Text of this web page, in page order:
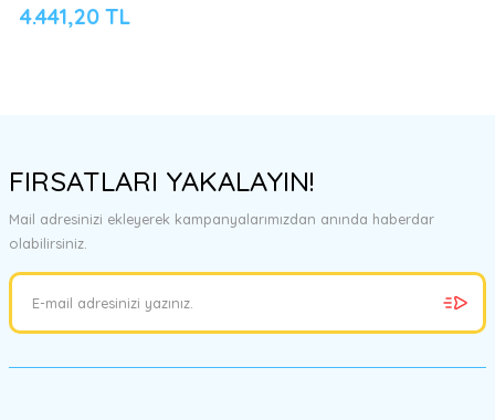
4.441,20 TL
FIRSATLARI YAKALAYIN!
Mail adresinizi ekleyerek kampanyalarımızdan anında haberdar
olabilirsiniz.